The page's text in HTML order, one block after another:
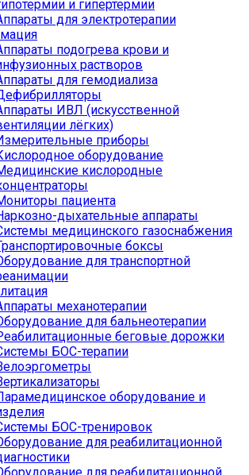
и гипертермии
для электротерапии
подогрева крови и
растворов
для гемодиализа
ИВЛ (искусственной
лёгких)
приборы
оборудование
кислородные
пациента
дыхательные аппараты
медицинского газоснабжения
боксы
для транспортной
механотерапии
для бальнеотерапии
беговые дорожки
БОС-терапии
оборудование и
БОС-тренировок
для реабилитационной